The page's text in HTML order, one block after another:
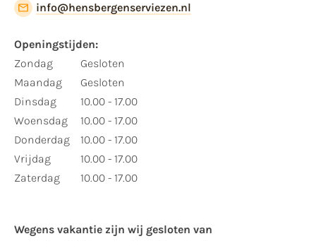
info@hensbergenserviezen.nl
Openingstijden:
Zondag
Maandag
Dinsdag
Woensdag
Donderdag
Vrijdag
Zaterdag
Gesloten
Gesloten
10.00 - 17.00
10.00 - 17.00
10.00 - 17.00
10.00 - 17.00
10.00 - 17.00
Wegens vakantie zijn wij gesloten van ​